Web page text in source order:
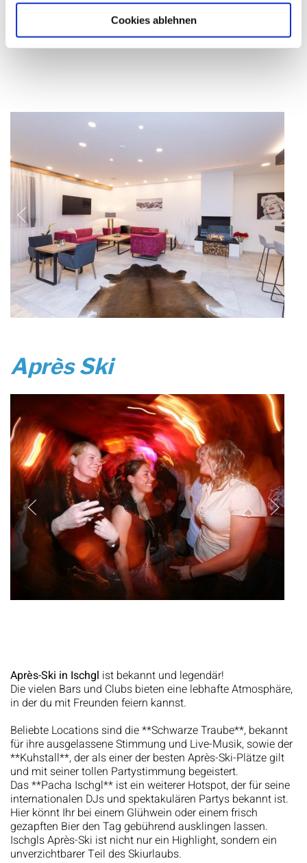
Cookies ablehnen
Après Ski
Après-Ski in Ischgl ist bekannt und legendär!
Die vielen Bars und Clubs bieten eine lebhafte Atmosphäre,
in der du mit Freunden feiern kannst.
Beliebte Locations sind die **Schwarze Traube**, bekannt
für ihre ausgelassene Stimmung und Live-Musik, sowie der
**Kuhstall**, der als einer der besten Après-Ski-Plätze gilt
und mit seiner tollen Partystimmung begeistert.
Das **Pacha Ischgl** ist ein weiterer Hotspot, der für seine
internationalen DJs und spektakulären Partys bekannt ist.
Hier könnt Ihr bei einem Glühwein oder einem frisch
gezapften Bier den Tag gebührend ausklingen lassen.
Ischgls Après-Ski ist nicht nur ein Highlight, sondern ein
unverzichtbarer Teil des Skiurlaubs.